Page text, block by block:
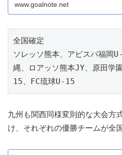
www.goalnote.net
全国確定
ソレッソ熊本、アビスパ福岡
縄、ロアッソ熊本JY、原田学
15、FC琉球U-15
九州も関西同様変則的な大会方
け、それぞれの優勝チームが全